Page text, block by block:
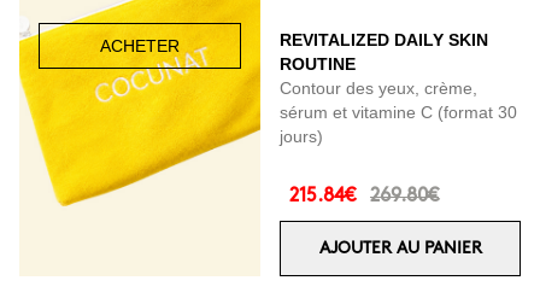
ACHETER
REVITALIZED DAILY SKIN
ROUTINE
Contour des yeux, crème,
sérum et vitamine C (format 30
jours)
215.84€ 269.80€
AJOUTER AU PANIER